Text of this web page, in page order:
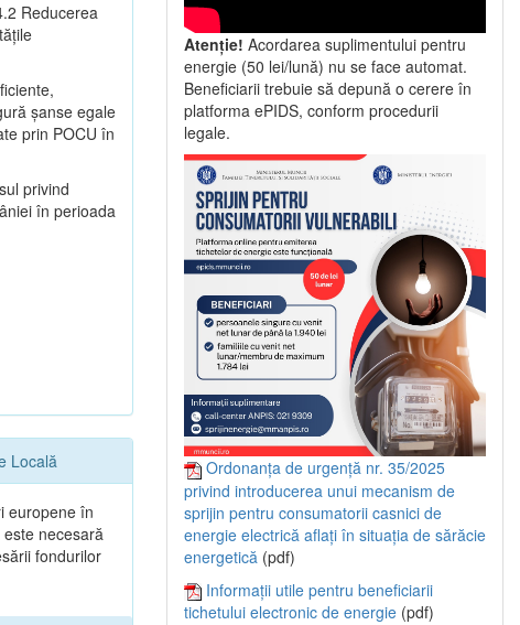
Reducerea
şanse egale
prin POCU în
privind
în perioada
Locală
europene în
necesară
fondurilor
Atenție! Acordarea suplimentului pentru
energie (50 lei/lună) nu se face automat.
Beneficiarii trebuie să depună o cerere în
platforma ePIDS, conform procedurii
legale.
Ordonanța de urgență nr. 35/2025
privind introducerea unui mecanism de
sprijin pentru consumatorii casnici de
energie electrică aflați în situația de sărăcie
energetică (pdf)
Informații utile pentru beneficiarii
tichetului electronic de energie (pdf)